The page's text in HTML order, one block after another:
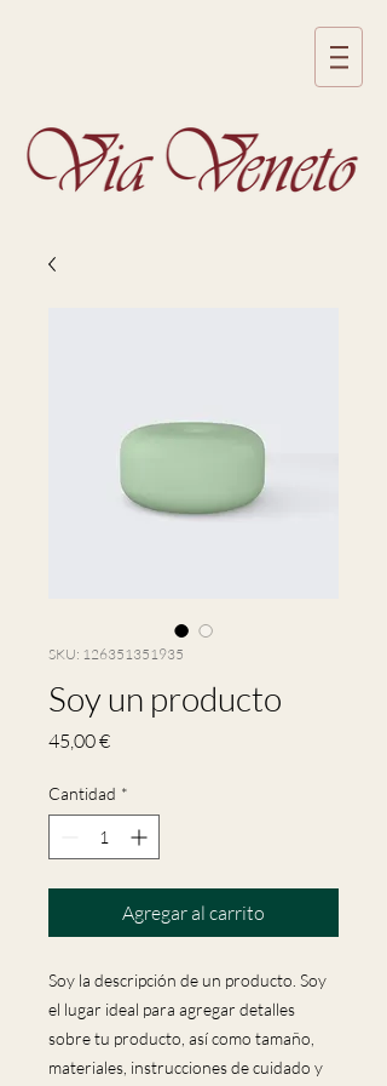
SKU: 126351351935
Soy un producto
45,00 €Precio
Cantidad *
Agregar al carrito
Soy la descripción de un producto. Soy
el lugar ideal para agregar detalles
sobre tu producto, así como tamaño,
materiales, instrucciones de cuidado y